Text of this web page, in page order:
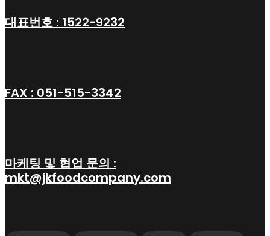
대표번호 : 1522-9232
FAX : 051-515-3342
마케팅 및 협업 문의 :
mkt@jkfoodcompany.com